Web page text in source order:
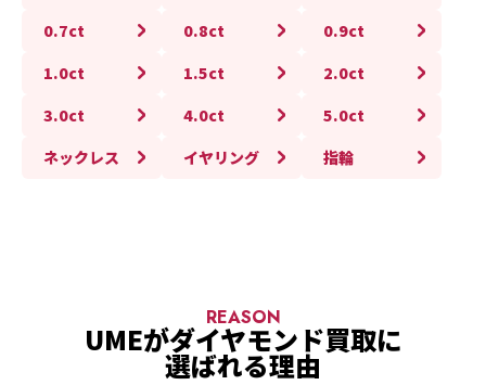
0.7ct
0.8ct
0.9ct
1.0ct
1.5ct
2.0ct
3.0ct
4.0ct
5.0ct
ネックレス
イヤリング 指輪
REASON
UMEがダイヤモンド買取に
選ばれる理由